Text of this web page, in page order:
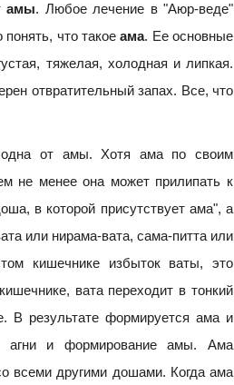
амы. Любое лечение в "Аюр-веде"
понять, что такоеама. Ее основные
тяжелая, холодная и липкая.
отвратительный запах. Все, что
от амы. Хотя ама по своим
не менее она может прилипать к
в которой присутствует ама", а
или нирама-вата, сама-питта или
кишечнике избыток ваты, это
вата переходит в тонкий
В результате формируется ама и
агни и формирование амы. Ама
всеми другими дошами. Когда ама